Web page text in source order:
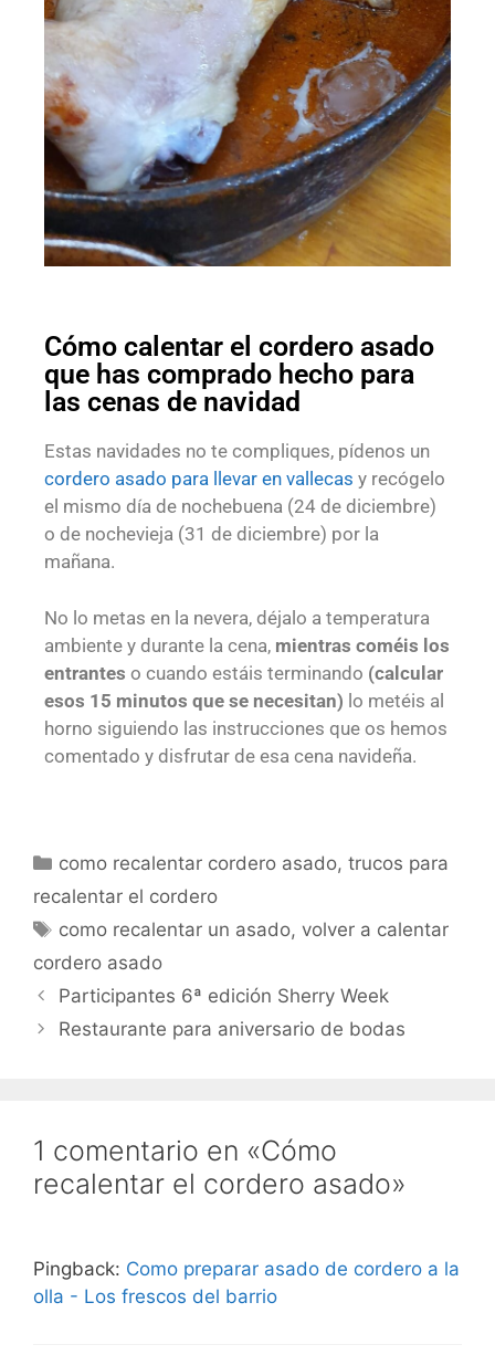
Cómo calentar el cordero asado
que has comprado hecho para
las cenas de navidad
Estas navidades no te compliques, pídenos un
cordero asado para llevar en vallecas y recógelo
el mismo día de nochebuena (24 de diciembre)
o de nochevieja (31 de diciembre) por la
mañana.
No lo metas en la nevera, déjalo a temperatura
ambiente y durante la cena, mientras coméis los
entrantes o cuando estáis terminando (calcular
esos 15 minutos que se necesitan) lo metéis al
horno siguiendo las instrucciones que os hemos
comentado y disfrutar de esa cena navideña.
como recalentar cordero asado,trucos para
recalentar el cordero
como recalentar un asado, volver a calentar
cordero asado
Participantes 6ª edición Sherry Week
Restaurante para aniversario de bodas
1 comentario en «Cómo
recalentar el cordero asado»
Pingback: Como preparar asado de cordero a la
olla - Los frescos del barrio